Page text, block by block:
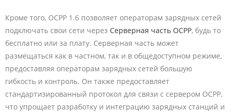
Кроме того, OCPP 1.6 позволяет операторам зарядных сетей
подключать свои сети через Серверная часть OCPP, будь то
бесплатно или за плату. Серверная часть может
размещаться как в частном, так и в общедоступном режиме,
предоставляя операторам зарядных сетей большую
гибкость и контроль. Он также предоставляет
стандартизированный протокол для связи с сервером OCPP,
что упрощает разработку и интеграцию зарядных станций и